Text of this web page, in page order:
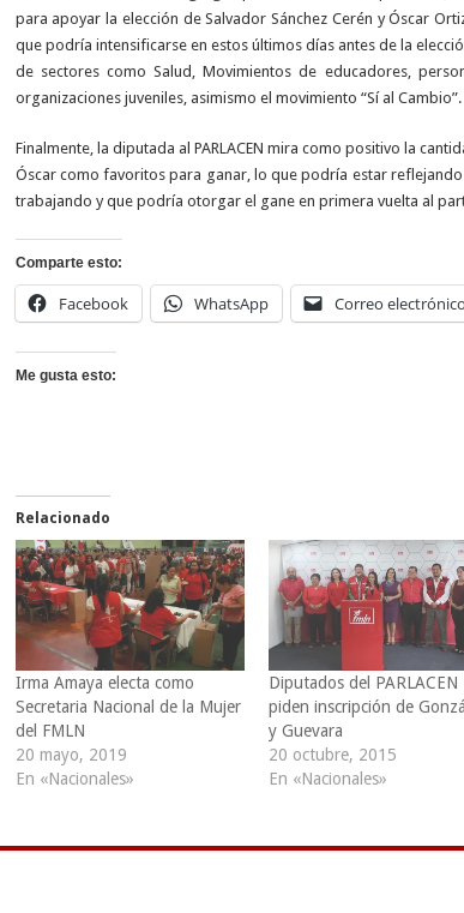
para apoyar la elección de Salvador Sánchez Cerén y Óscar
que podría intensificarse en estos últimos días antes de la
de sectores como Salud, Movimientos de educadores,
organizaciones juveniles, asimismo el movimiento “Sí al Cambio”.
Finalmente, la diputada al PARLACEN mira como positivo la
Óscar como favoritos para ganar, lo que podría estar
trabajando y que podría otorgar el gane en primera vuelta al
Comparte esto:
Facebook WhatsApp Correo electrónico
Me gusta esto:
Relacionado
Irma Amaya electa como
Secretaria Nacional de la Mujer
del FMLN
20 mayo, 2019
En «Nacionales»
Diputados del PARLACEN
piden inscripción de
y Guevara
20 octubre, 2015
En «Nacionales»